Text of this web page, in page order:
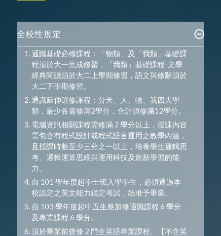
全校性規定
通識基礎必修課程：「物類」及「我類」基礎課
程須於大一完成修習，「我類」基礎課程-文學
經典閱讀須於大二上學期修習，語文與修辭須於
大二下學期修習。
通識延伸選修課程：分天、人、物、我四大學
類，最少各需修滿2學分，合計須修滿12學分。
電腦資訊相關課程需修滿 2 學分以上，授課內容
需包含有程式設計或程式語言運用之教學內涵，
且授課時數至少三分之一以上，培養學生邏輯思
考、邏輯運算思維與運用科技及創新學習的能
力。
自 101 學年度起學士班入學學生，必須通過本
校認定之英文能力鑑定考試，始准予畢業。
自 103 學年度起中五生應加修通識課程 6 學分
及專業課程 6 學分。
須於畢業前曾修 2 門全英語專業課程。【不含英